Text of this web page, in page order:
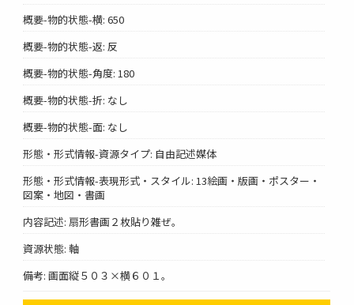
概要-物的状態-横: 650
概要-物的状態-返: 反
概要-物的状態-角度: 180
概要-物的状態-折: なし
概要-物的状態-面: なし
形態・形式情報-資源タイプ: 自由記述媒体
形態・形式情報-表現形式・スタイル: 13絵画・版画・ポスター・
図案・地図・書画
内容記述: 扇形書画２枚貼り雑ぜ。
資源状態: 軸
備考: 画面縦５０３×横６０１。